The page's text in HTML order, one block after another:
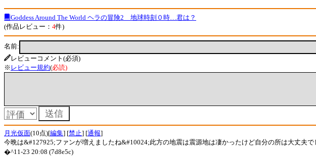
Goddess Around The World ヘラの冒険2 地球時刻０時…君は？
(作品レビュー： 4件)
名前:
レビューコメント(必須)
※ レビュー規約(必読)
月光仮面(10点)[編集] [禁止] [通報]
今晩は&#127925;ファンが増えましたね&#10024;此方の地震は震源地は凄かったけど自分の所は大丈夫
�^11-23 20:08 (7d8e5c)